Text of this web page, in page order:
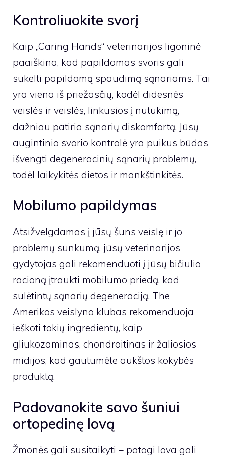
Kontroliuokite svorį
Kaip „Caring Hands“ veterinarijos ligoninė
paaiškina, kad papildomas svoris gali
sukelti papildomą spaudimą sąnariams. Tai
yra viena iš priežasčių, kodėl didesnės
veislės ir veislės, linkusios į nutukimą,
dažniau patiria sąnarių diskomfortą. Jūsų
augintinio svorio kontrolė yra puikus būdas
išvengti degeneracinių sąnarių problemų,
todėl laikykitės dietos ir mankštinkitės.
Mobilumo papildymas
Atsižvelgdamas į jūsų šuns veislę ir jo
problemų sunkumą, jūsų veterinarijos
gydytojas gali rekomenduoti į jūsų bičiulio
racioną įtraukti mobilumo priedą, kad
sulėtintų sąnarių degeneraciją. The
Amerikos veislyno klubas rekomenduoja
ieškoti tokių ingredientų, kaip
gliukozaminas, chondroitinas ir žaliosios
midijos, kad gautumėte aukštos kokybės
produktą.
Padovanokite savo šuniui
ortopedinę lovą
Žmonės gali susitaikyti – patogi lova gali